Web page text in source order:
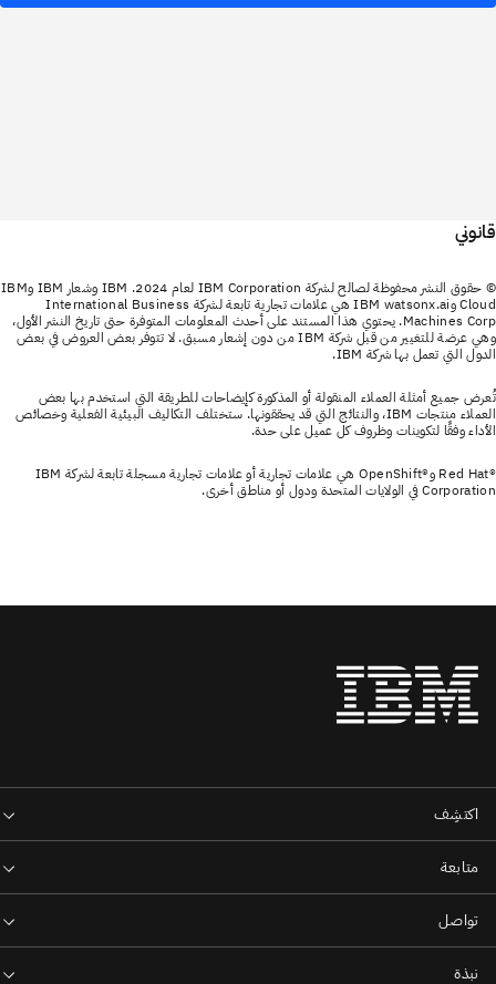
قانوني
© حقوق النشر محفوظة لصالح لشركة IBM Corporation لعام 2024. IBM وشعار IBM وIBM
Cloud وIBM watsonx.ai هي علامات تجارية تابعة لشركة International Business
Machines Corp. يحتوي هذا المستند على أحدث المعلومات المتوفرة حتى تاريخ النشر الأول،
وهي عرضة للتغيير من قبل شركة IBM من دون إشعار مسبق. لا تتوفر بعض العروض في بعض
الدول التي تعمل بها شركة IBM.
تُعرض جميع أمثلة العملاء المنقولة أو المذكورة كإيضاحات للطريقة التي استخدم بها بعض
العملاء منتجات IBM، والنتائج التي قد يحققونها. ستختلف التكاليف البيئية الفعلية وخصائص
الأداء وفقًا لتكوينات وظروف كل عميل على حدة.
®Red Hat و®OpenShift هي علامات تجارية أو علامات تجارية مسجلة تابعة لشركة IBM
Corporation في الولايات المتحدة ودول أو مناطق أخرى.